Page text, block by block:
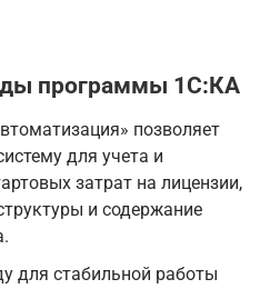
программы 1С:КА
позволяет
для учета и
затрат на лицензии,
и содержание
для стабильной работы